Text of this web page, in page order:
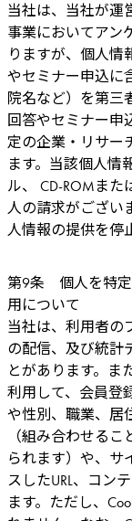
当社は、当社が運
事業においてアン
りますが、個人情
やセミナー申込に
院名など）を第三
回答やセミナー申
定の企業・リサー
ます。当該個人情
ル、 CD-ROMま
人の請求がござい
人情報の提供を停
第9条 個人を特定
用について
当社は、利用者の
の配信、及び統計
とがあります。ま
利用して、会員登
や性別、職業、居
（組み合わせる
られます）や、サ
スしたURL、コン
ます。ただし、